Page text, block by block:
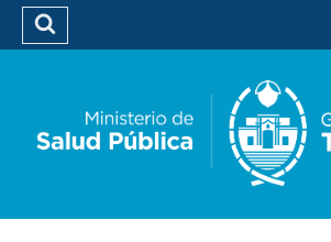
Biblioteca
Buscar